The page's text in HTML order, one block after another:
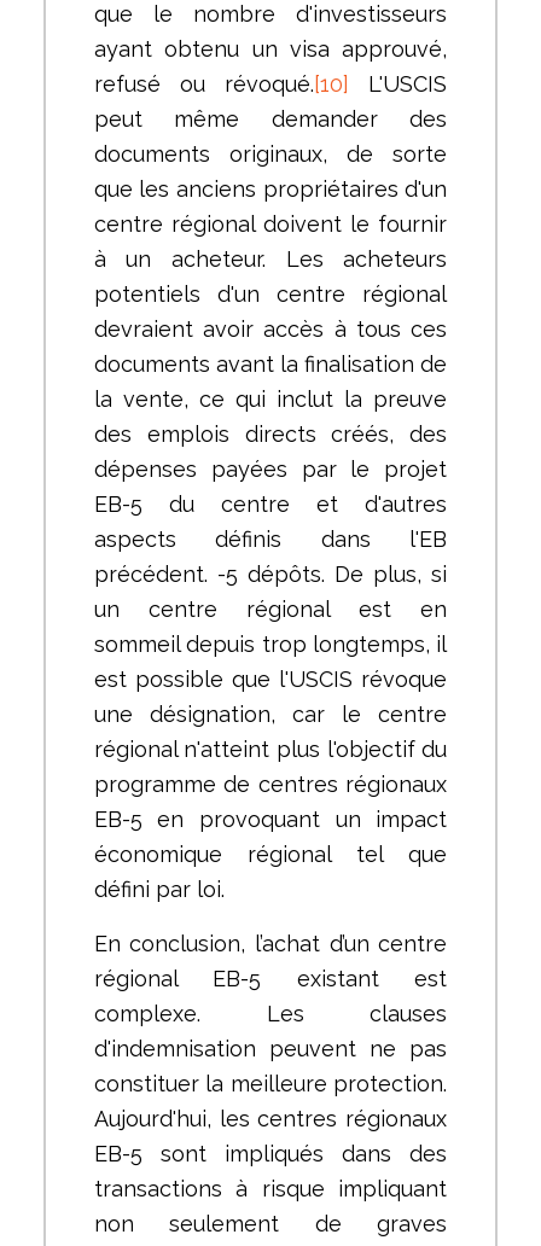
que le nombre d'investisseurs
ayant obtenu un visa approuvé,
refusé ou révoqué.[10]
L'USCIS
peut même demander des
documents originaux, de sorte
que les anciens propriétaires d'un
centre régional doivent le fournir
à un acheteur. Les acheteurs
potentiels d'un centre régional
devraient avoir accès à tous ces
documents avant la finalisation de
la vente, ce qui inclut la preuve
des emplois directs créés, des
dépenses payées par le projet
EB-5 du centre et d'autres
aspects définis dans l'EB
précédent. -5 dépôts. De plus, si
un centre régional est en
sommeil depuis trop longtemps, il
est possible que l'USCIS révoque
une désignation, car le centre
régional n'atteint plus l'objectif du
programme de centres régionaux
EB-5 en provoquant un impact
économique régional tel que
défini par loi.
En conclusion, l’achat d’un centre
régional EB-5 existant est
complexe. Les clauses
d'indemnisation peuvent ne pas
constituer la meilleure protection.
Aujourd'hui, les centres régionaux
EB-5 sont impliqués dans des
transactions à risque impliquant
non seulement de graves